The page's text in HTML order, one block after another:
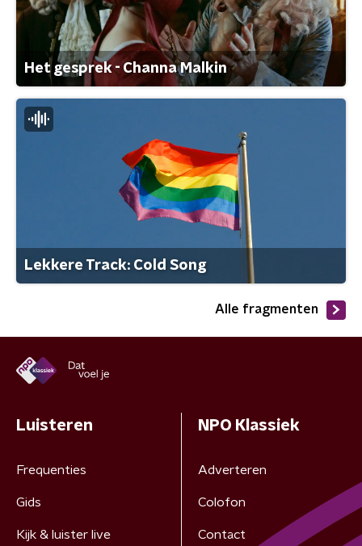
Het gesprek - Channa Malkin
Lekkere Track: Cold Song
Alle fragmenten
Luisteren
Frequenties
Gids
Kijk & luister live
NPO Klassiek
Adverteren
Colofon
Contact